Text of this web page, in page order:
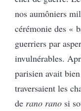
nos aumôniers
cérémonie des «
guerriers par
invulnérables.
parisien avait
traversaient les
de rano rano si